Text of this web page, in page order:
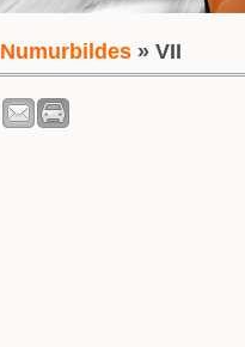
Numurbildes» VII